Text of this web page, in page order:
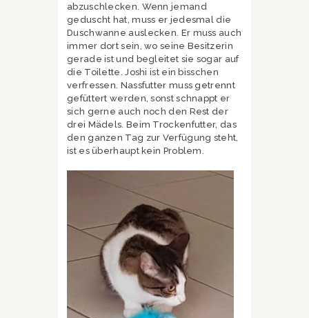
abzuschlecken. Wenn jemand
geduscht hat, muss er jedesmal die
Duschwanne auslecken. Er muss auch
immer dort sein, wo seine Besitzerin
gerade ist und begleitet sie sogar auf
die Toilette. Joshi ist ein bisschen
verfressen. Nassfutter muss getrennt
gefüttert werden, sonst schnappt er
sich gerne auch noch den Rest der
drei Mädels. Beim Trockenfutter, das
den ganzen Tag zur Verfügung steht,
ist es überhaupt kein Problem.